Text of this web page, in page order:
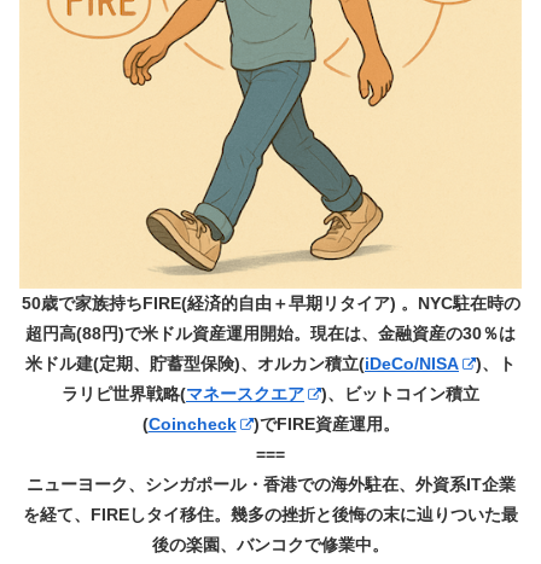
50歳で家族持ちFIRE(経済的自由＋早期リタイア) 。NYC駐在時の
超円高(88円)で米ドル資産運用開始。現在は、金融資産の30％は
米ドル建(定期、貯蓄型保険)、オルカン積立(iDeCo/NISA
)、ト
ラリピ世界戦略(マネースクエア
)、ビットコイン積立
(Coincheck
)でFIRE資産運用。
===
ニューヨーク、シンガポール・香港での海外駐在、外資系IT企業
を経て、FIREしタイ移住。幾多の挫折と後悔の末に辿りついた最
後の楽園、バンコクで修業中。